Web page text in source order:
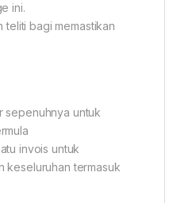
ini.
bagi memastikan
sepenuhnya untuk
invois untuk
keseluruhan termasuk